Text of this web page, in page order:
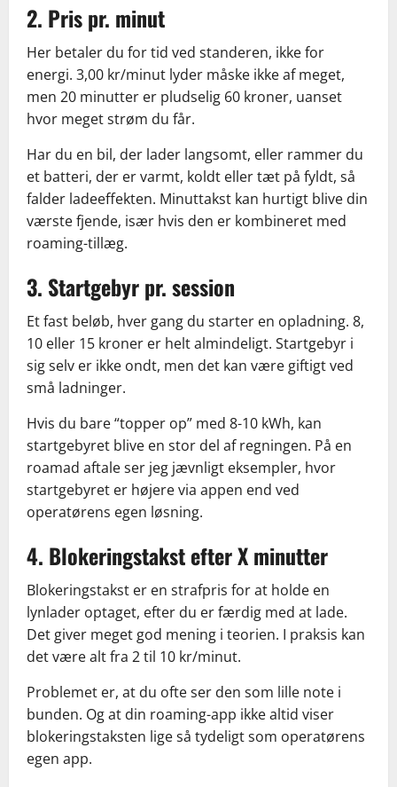
2. Pris pr. minut
Her betaler du for tid ved standeren, ikke for
energi. 3,00 kr/minut lyder måske ikke af meget,
men 20 minutter er pludselig 60 kroner, uanset
hvor meget strøm du får.
Har du en bil, der lader langsomt, eller rammer du
et batteri, der er varmt, koldt eller tæt på fyldt, så
falder ladeeffekten. Minuttakst kan hurtigt blive din
værste fjende, især hvis den er kombineret med
roaming-tillæg.
3. Startgebyr pr. session
Et fast beløb, hver gang du starter en opladning. 8,
10 eller 15 kroner er helt almindeligt. Startgebyr i
sig selv er ikke ondt, men det kan være giftigt ved
små ladninger.
Hvis du bare “topper op” med 8-10 kWh, kan
startgebyret blive en stor del af regningen. På en
roamad aftale ser jeg jævnligt eksempler, hvor
startgebyret er højere via appen end ved
operatørens egen løsning.
4. Blokeringstakst efter X minutter
Blokeringstakst er en strafpris for at holde en
lynlader optaget, efter du er færdig med at lade.
Det giver meget god mening i teorien. I praksis kan
det være alt fra 2 til 10 kr/minut.
Problemet er, at du ofte ser den som lille note i
bunden. Og at din roaming-app ikke altid viser
blokeringstaksten lige så tydeligt som operatørens
egen app.